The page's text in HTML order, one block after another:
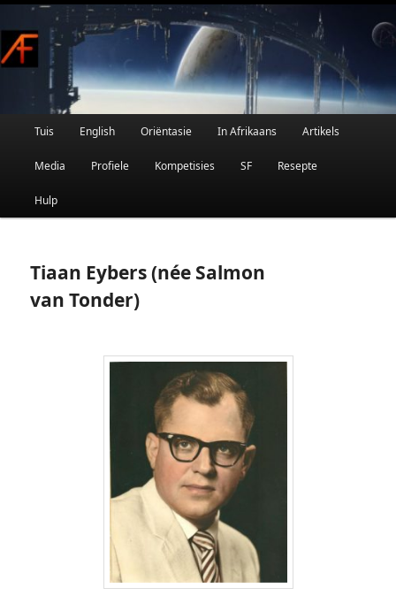
Skip
to
primary
content
Afrikaanse Wetenskapfiksie en Fantasie
Main
Tuis English Oriëntasie In Afrikaans Artikels
Media Profiele Kompetisies SF Resepte
Hulp
Tiaan Eybers (née Salmon
van Tonder)